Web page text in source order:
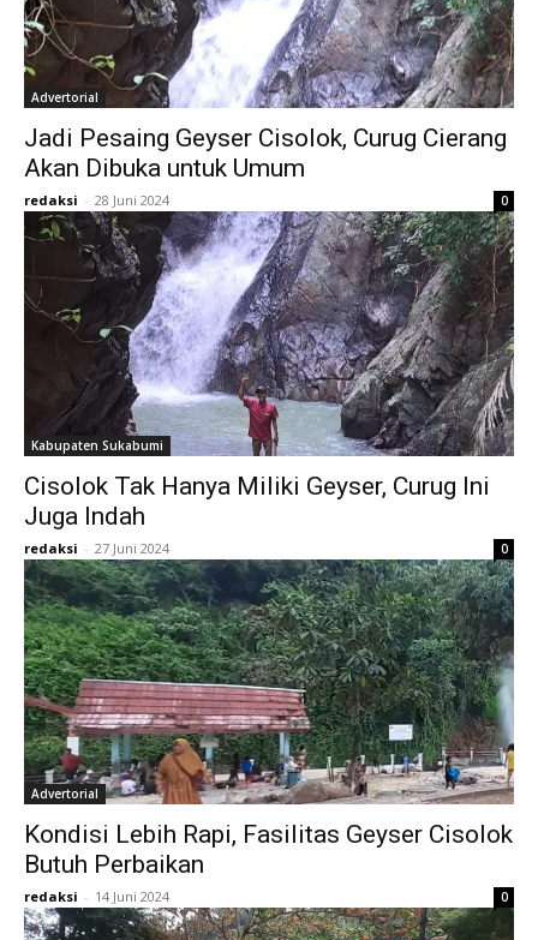
Advertorial
Jadi Pesaing Geyser Cisolok, Curug Cierang
Akan Dibuka untuk Umum
redaksi - 28 Juni 2024 0
Kabupaten Sukabumi
Cisolok Tak Hanya Miliki Geyser, Curug Ini
Juga Indah
redaksi - 27 Juni 2024 0
Advertorial
Kondisi Lebih Rapi, Fasilitas Geyser Cisolok
Butuh Perbaikan
redaksi - 14 Juni 2024 0